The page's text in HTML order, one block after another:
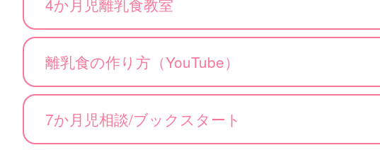
4か月児離乳食教室
離乳食の作り方（YouTube）
7か月児相談/ブックスタート